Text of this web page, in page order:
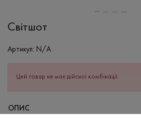
Світшот
Артикул: N/A
Цей товар не має дійсної комбінації.
ОПИС